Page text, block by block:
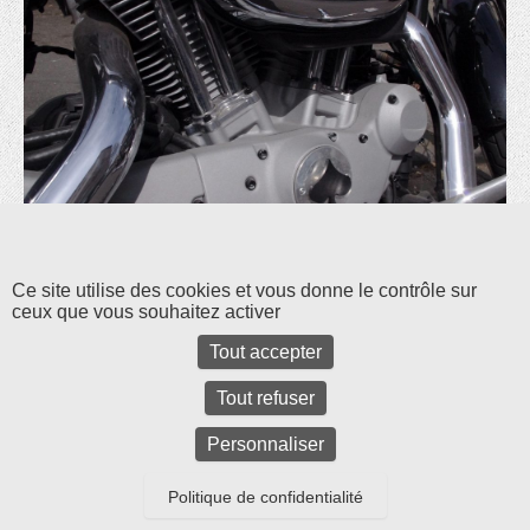
Les commentaires et les rétroliens sont fermés pour l'instant.
Ce site utilise des cookies et vous donne le contrôle sur
ceux que vous souhaitez activer
Tout accepter
Tout refuser
Personnaliser
Politique de confidentialité